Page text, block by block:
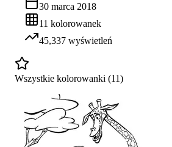
30 marca 2018
11 kolorowanek
45,337 wyświetleń
Wszystkie kolorowanki (11)